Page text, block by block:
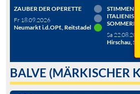
ZAUBER DER OPERETTE
Fr 18.09.2026
Neumarkt i.d.OPf., Reitstadel
STIMMEN
Sa 22.08.2026
Hirschau,
BALVE (MÄRKISCHER